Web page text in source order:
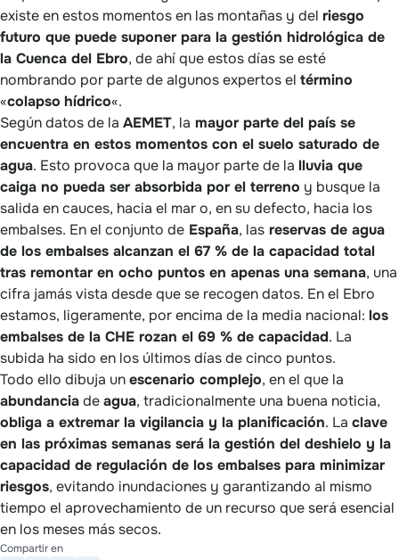
existe en estos momentos en las montañas y del riesgo
futuro que puede suponer para la gestión hidrológica de
la Cuenca del Ebro, de ahí que estos días se esté
nombrando por parte de algunos expertos el término
«colapso hídrico«.
Según datos de la AEMET, la mayor parte del país se
encuentra en estos momentos con el suelo saturado de
agua. Esto provoca que la mayor parte de la lluvia que
caiga no pueda ser absorbida por el terreno y busque la
salida en cauces, hacia el mar o, en su defecto, hacia los
embalses. En el conjunto de España, las reservas de agua
de los embalses alcanzan el 67 % de la capacidad total
tras remontar en ocho puntos en apenas una semana, una
cifra jamás vista desde que se recogen datos. En el Ebro
estamos, ligeramente, por encima de la media nacional: los
embalses de la CHE rozan el 69 % de capacidad. La
subida ha sido en los últimos días de cinco puntos.
Todo ello dibuja unescenario complejo, en el que la
abundanciadeagua, tradicionalmente una buena noticia,
obliga a extremar la vigilancia y la planificación. La clave
en las próximas semanas será la gestión del deshielo y la
capacidad de regulación de los embalses para minimizar
riesgos, evitando inundaciones y garantizando al mismo
tiempo el aprovechamiento de un recurso que será esencial
en los meses más secos.
Compartir en